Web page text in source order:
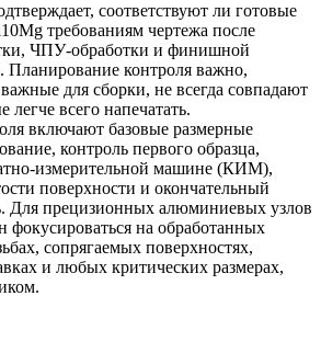
соответствуют ли готовые
требованиям чертежа после
ЧПУ-обработки и финишной
Планирование контроля важно,
для сборки, не всегда совпадают
легче всего напечатать.
включают базовые размерные
контроль первого образца,
измерительной машине (КИМ),
поверхности и окончательный
Для прецизионных алюминиевых узлов
фокусироваться на обработанных
сопрягаемых поверхностях,
и любых критических размерах,